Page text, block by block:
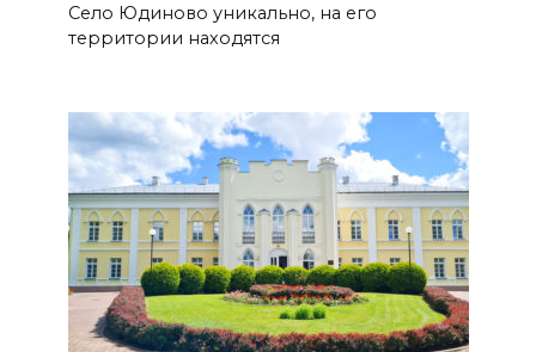
Село Юдиново уникально, на его
территории находятся